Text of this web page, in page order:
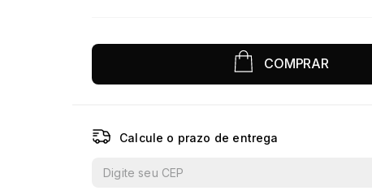
COMPRAR
Calcule o prazo de entrega